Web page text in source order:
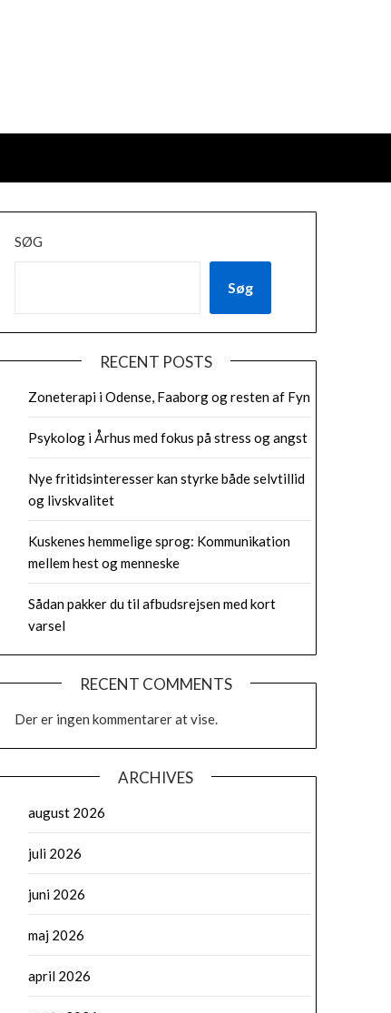
SØG
Søg
RECENT POSTS
Zoneterapi i Odense, Faaborg og resten af Fyn
Psykolog i Århus med fokus på stress og angst
Nye fritidsinteresser kan styrke både selvtillid
og livskvalitet
Kuskenes hemmelige sprog: Kommunikation
mellem hest og menneske
Sådan pakker du til afbudsrejsen med kort
varsel
RECENT COMMENTS
Der er ingen kommentarer at vise.
ARCHIVES
august 2026
juli 2026
juni 2026
maj 2026
april 2026